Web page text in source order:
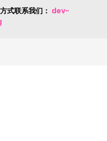
式联系我们： dev-